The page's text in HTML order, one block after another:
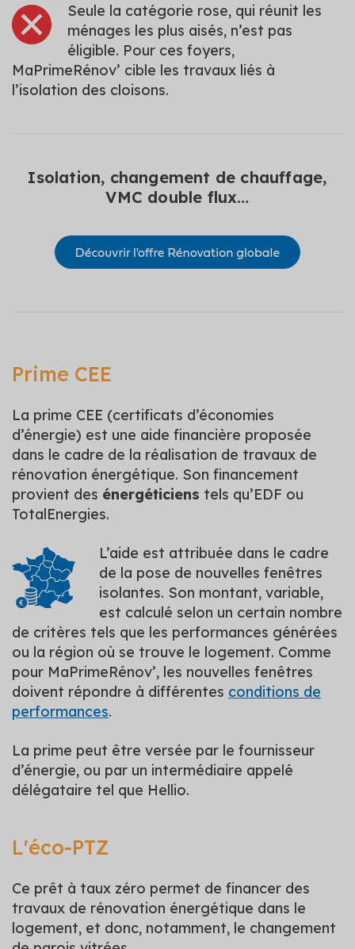
Seule la catégorie rose, qui réunit les
ménages les plus aisés, n’est pas
éligible. Pour ces foyers,
MaPrimeRénov’ cible les travaux liés à
l’isolation des cloisons.
Isolation, changement de chauffage,
VMC double flux…
Prime CEE
La prime CEE (certificats d’économies
d’énergie) est une aide financière proposée
dans le cadre de la réalisation de travaux de
rénovation énergétique. Son financement
provient des énergéticiens tels qu’EDF ou
TotalEnergies.
L’aide est attribuée dans le cadre
de la pose de nouvelles fenêtres
isolantes. Son montant, variable,
est calculé selon un certain nombre
de critères tels que les performances générées
ou la région où se trouve le logement. Comme
pour MaPrimeRénov’, les nouvelles fenêtres
doivent répondre à différentes conditions de
performances.
La prime peut être versée par le fournisseur
d’énergie, ou par un intermédiaire appelé
délégataire tel que Hellio.
L'éco-PTZ
Ce prêt à taux zéro permet de financer des
travaux de rénovation énergétique dans le
logement, et donc, notamment, le changement